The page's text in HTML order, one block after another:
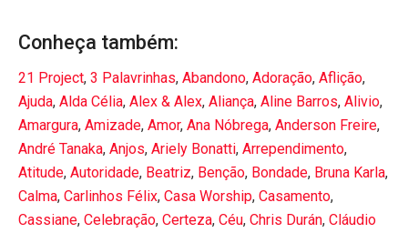
Conheça também:
21 Project, 3 Palavrinhas, Abandono, Adoração, Aflição,
Ajuda, Alda Célia, Alex & Alex, Aliança, Aline Barros, Alivio,
Amargura, Amizade, Amor, Ana Nóbrega, Anderson Freire,
André Tanaka, Anjos, Ariely Bonatti, Arrependimento,
Atitude, Autoridade, Beatriz, Benção, Bondade, Bruna Karla,
Calma, Carlinhos Félix, Casa Worship, Casamento,
Cassiane, Celebração, Certeza, Céu, Chris Durán, Cláudio